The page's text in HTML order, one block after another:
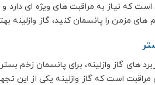
که نیاز به مراقبت های ویژه ای دارد
های مزمن را پانسمان کنید، گاز وازلینه
های گاز وازلینه، برای پانسمان زخم
است که گاز وازلینه یکی از این